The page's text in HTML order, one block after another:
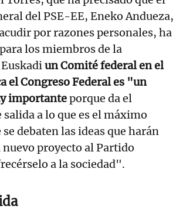
del PSE-EE, Eneko Andueza,
por razones personales, ha
los miembros de la
un Comité federal en el
el Congreso Federal es "un
importanteporque da el
a lo que es el máximo
debaten las ideas que harán
proyecto al Partido
a la sociedad".